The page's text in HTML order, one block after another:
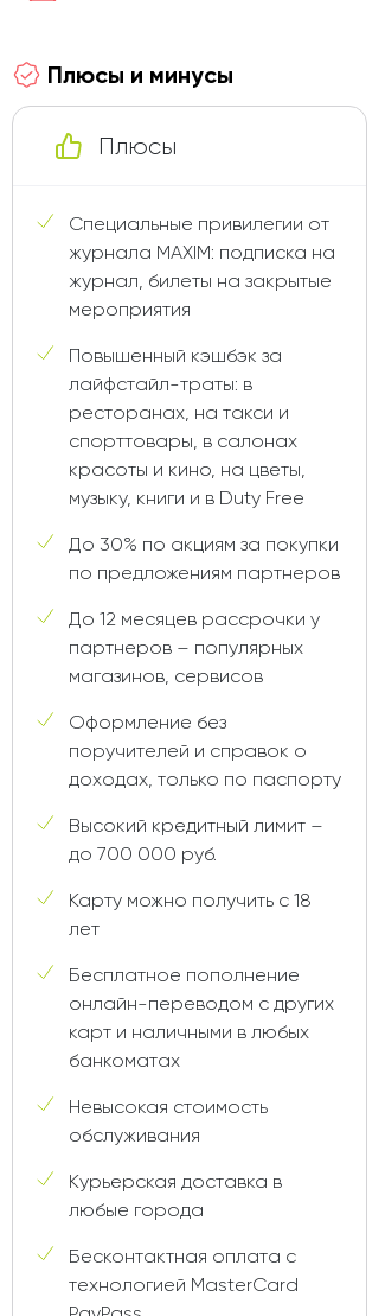
Плюсы и минусы
Плюсы
Специальные привилегии от
журнала MAXIM: подписка на
журнал, билеты на закрытые
мероприятия
Повышенный кэшбэк за
лайфстайл-траты: в
ресторанах, на такси и
спорттовары, в салонах
красоты и кино, на цветы,
музыку, книги и в Duty Free
До 30% по акциям за покупки
по предложениям партнеров
До 12 месяцев рассрочки у
партнеров – популярных
магазинов, сервисов
Оформление без
поручителей и справок о
доходах, только по паспорту
Высокий кредитный лимит –
до 700 000 руб.
Карту можно получить с 18
лет
Бесплатное пополнение
онлайн-переводом с других
карт и наличными в любых
банкоматах
Невысокая стоимость
обслуживания
Курьерская доставка в
любые города
Бесконтактная оплата с
технологией MasterCard